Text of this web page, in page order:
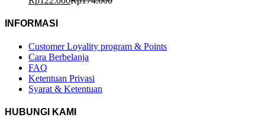
INFORMASI
Customer Loyality program & Points
Cara Berbelanja
FAQ
Ketentuan Privasi
Syarat & Ketentuan
HUBUNGI KAMI